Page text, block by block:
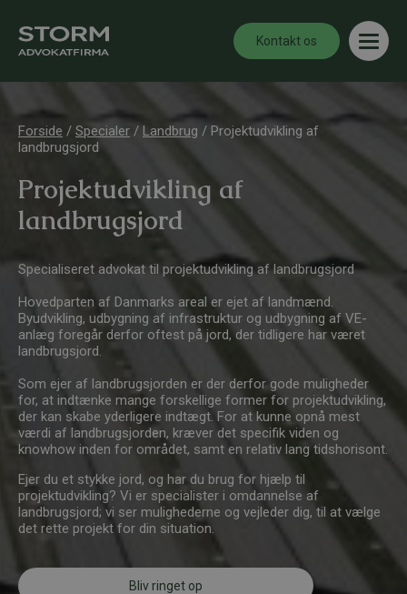
Kontakt os
Forside / Specialer / Landbrug / Projektudvikling af
landbrugsjord
Projektudvikling af
landbrugsjord
Specialiseret advokat til projektudvikling af landbrugsjord
Hovedparten af Danmarks areal er ejet af landmænd.
Byudvikling, udbygning af infrastruktur og udbygning af VE-
anlæg foregår derfor oftest på jord, der tidligere har været
landbrugsjord.
Som ejer af landbrugsjorden er der derfor gode muligheder
for, at indtænke mange forskellige former for projektudvikling,
der kan skabe yderligere indtægt. For at kunne opnå mest
værdi af landbrugsjorden, kræver det specifik viden og
knowhow inden for området, samt en relativ lang tidshorisont.
Ejer du et stykke jord, og har du brug for hjælp til
projektudvikling? Vi er specialister i omdannelse af
landbrugsjord; vi ser mulighederne og vejleder dig, til at vælge
det rette projekt for din situation.
Bliv ringet op